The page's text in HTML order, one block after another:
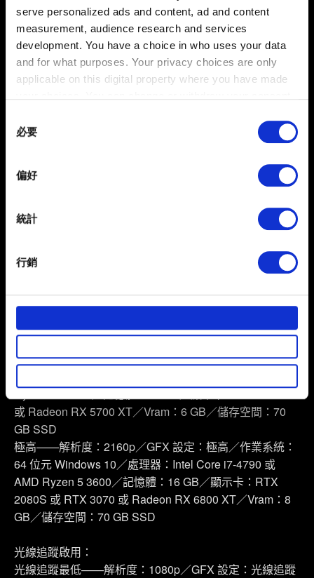
serve personalized ads and content, ad and content
measurement, audience research and services
development. You have a choice in who uses your data
and for what purposes. Your privacy choices are only
applicable on this digital property where you have made
the Privacy trigger icon.
Collect information about your geographical
meters
Identify your device by actively scanning it for
Find out more about how your personal data is processed
了讓我們蒐集技術上或針對網站內容的回饋，讓您的使用
體驗更加順暢。像是透過社群網站了解您的喜好，並為您
推薦合適的內容，偶爾這些資訊也會提供我們的合作夥伴
參考。不過這些非強制性的 Cookies 一定會事先徵詢您的
同意。
Cookies 的詳細說明。
Selection
必要
偏好
統計
行銷
《電馭叛客 2077》實裝更新檔 1.63 版的遊玩系統需求
光線追蹤關閉：
最低——解析度：1080p／GFX 設定：低／作業系統：64
FX-8310／記憶體：8 GB／顯示卡：GTX 970 或 Radeon
用 SSD）
建議——解析度：1080p／GFX 設定：高／作業系統：64
Ryzen 3 3200G／記憶體：12 GB／顯示卡：GTX 1060
6GB 或 GTX 1660 Super 或 Radeon RX 590／Vram：6
GB／儲存空間：70 GB SSD
高——解析度：1440p／GFX 設定：極高／作業系統：64
Ryzen 3 3200G／記憶體：12 GB／顯示卡：RTX 2060
或 Radeon RX 5700 XT／Vram：6 GB／儲存空間：70
GB SSD
極高——解析度：2160p／GFX 設定：極高／作業系統：
64 位元 Windows 10／處理器：Intel Core i7-4790 或
AMD Ryzen 5 3600／記憶體：16 GB／顯示卡：RTX
2080S 或 RTX 3070 或 Radeon RX 6800 XT／Vram：8
GB／儲存空間：70 GB SSD
光線追蹤啟用：
光線追蹤最低——解析度：1080p／GFX 設定：光線追蹤